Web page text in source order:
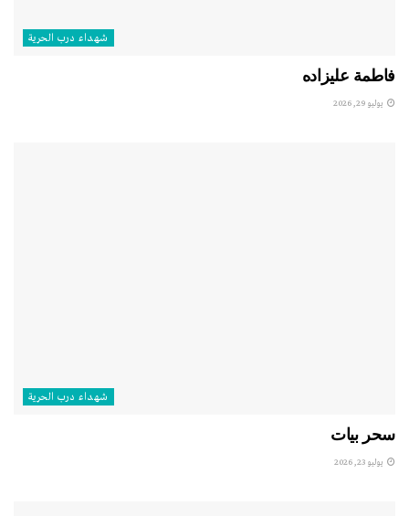
شهداء درب الحرية
فاطمة عليزاده
يوليو 29, 2026
شهداء درب الحرية
سحر بيات
يوليو 23, 2026